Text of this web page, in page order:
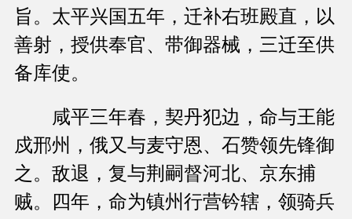
旨。太平兴国五年，迁补右班殿直，以
善射，授供奉官、带御器械，三迁至供
备库使。
咸平三年春，契丹犯边，命与王能
戍邢州，俄又与麦守恩、石赞领先锋御
之。敌退，复与荆嗣督河北、京东捕
贼。四年，命为镇州行营钤辖，领骑兵